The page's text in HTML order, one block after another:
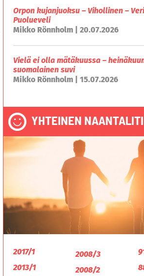
Orpon kujanjuoksu – Vihollinen –
Puolueveli
Mikko Rönnholm | 20.07.2026
Vielä ei olla mätäkuussa –
suomalainen suvi
Mikko Rönnholm | 15.07.2026
YHTEINEN
2017/1
2013/1
2008/3
2008/2